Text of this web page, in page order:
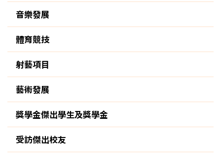
音樂發展
體育競技
射藝項目
藝術發展
獎學金傑出學生及獎學金
受訪傑出校友